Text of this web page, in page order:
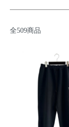
全509商品